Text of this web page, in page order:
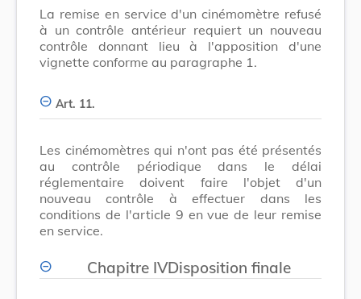
La remise en service d'un cinémomètre refusé
à un contrôle antérieur requiert un nouveau
contrôle donnant lieu à l'apposition d'une
vignette conforme au paragraphe 1.
Art. 11.
Les cinémomètres qui n'ont pas été présentés
au contrôle périodique dans le délai
réglementaire doivent faire l'objet d'un
nouveau contrôle à effectuer dans les
conditions de l'article 9 en vue de leur remise
en service.
Chapitre IVDisposition finale